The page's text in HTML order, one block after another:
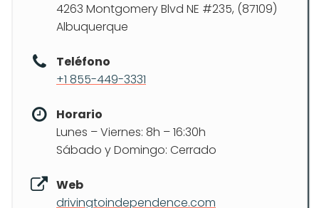
4263 Montgomery Blvd NE #235, (87109)
Albuquerque
Teléfono
+1 855-449-3331
Horario
Lunes – Viernes: 8h – 16:30h
Sábado y Domingo: Cerrado
Web
drivingtoindependence.com